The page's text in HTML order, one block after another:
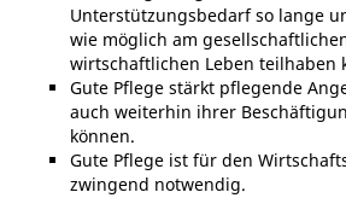
Unterstützungsbedarf so lange
wie möglich am
wirtschaftlichen Leben teilhaben
Gute Pflege stärkt pflegende
auch weiterhin ihrer
können.
Gute Pflege ist für den
zwingend notwendig.